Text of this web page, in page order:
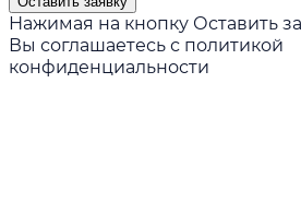
Нажимая на кнопку Оставить
Вы соглашаетесь с политикой
конфиденциальности